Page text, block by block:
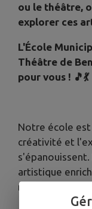
ou le théâtre,
explorer ces
L'École
Théâtre de
pour vous ! 🎵💃
Notre école est
créativité et
artistique
niveaux. 🎓✨